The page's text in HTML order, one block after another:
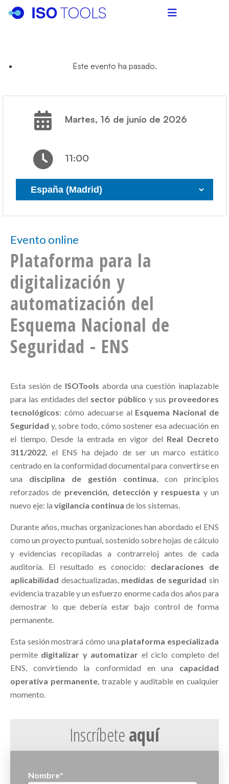
Este evento ha pasado.
martes, 16 de junio de 2026
11:00
Evento online
Plataforma para la
digitalización y
automatización del
Esquema Nacional de
Seguridad - ENS
Esta sesión de ISOTools aborda una cuestión inaplazable
para las entidades del sector público y sus proveedores
tecnológicos: cómo adecuarse al Esquema Nacional de
Seguridad y, sobre todo, cómo sostener esa adecuación en
el tiempo. Desde la entrada en vigor del Real Decreto
311/2022, el ENS ha dejado de ser un marco estático
centrado en la conformidad documental para convertirse en
una disciplina de gestión continua, con principios
reforzados de prevención, detección y respuesta y un
nuevo eje: la vigilancia continua de los sistemas.
Durante años, muchas organizaciones han abordado el ENS
como un proyecto puntual, sostenido sobre hojas de cálculo
y evidencias recopiladas a contrarreloj antes de cada
auditoría. El resultado es conocido: declaraciones de
aplicabilidad desactualizadas, medidas de seguridad sin
evidencia trazable y un esfuerzo enorme cada dos años para
demostrar lo que debería estar bajo control de forma
permanente.
Esta sesión mostrará cómo una plataforma especializada
permite digitalizar y automatizar el ciclo completo del
ENS, convirtiendo la conformidad en una capacidad
operativa permanente, trazable y auditable en cualquier
momento.
Inscríbeteaquí
Nombre*